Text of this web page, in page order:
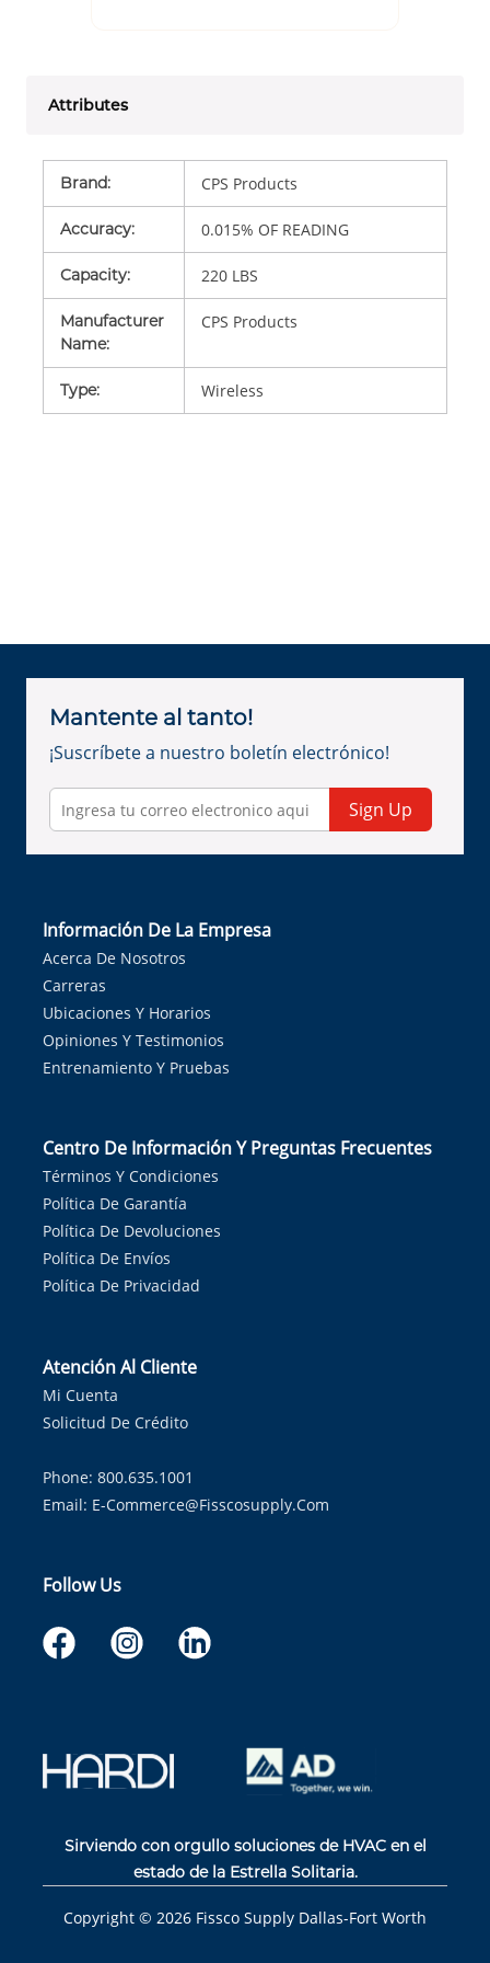
Attributes
Brand: CPS Products
Accuracy: 0.015% OF READING
Capacity: 220 LBS
Manufacturer
Name:
CPS Products
Type: Wireless
Mantente al tanto!
¡Suscríbete a nuestro boletín electrónico!
Sign Up
Información De La Empresa
Acerca De Nosotros
Carreras
Ubicaciones Y Horarios
Opiniones Y Testimonios
Entrenamiento Y Pruebas
Centro De Información Y Preguntas Frecuentes
Términos Y Condiciones
Política De Garantía
Política De Devoluciones
Política De Envíos
Política De Privacidad
Atención Al Cliente
Mi Cuenta
Solicitud De Crédito
Phone: 800.635.1001
Email: E-Commerce@fisscosupply.com
Follow Us
Sirviendo con orgullo soluciones de HVAC en el
estado de la Estrella Solitaria.
Copyright © 2026 Fissco Supply Dallas-Fort Worth